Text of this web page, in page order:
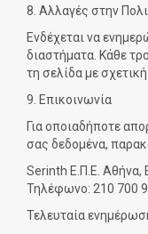
8. Αλλαγές στην
Ενδέχεται να
διαστήματα. Κάθε
τη σελίδα με
9. Επικοινωνία
Για οποιαδήποτε
σας δεδομένα,
Serinth Ε.Π.Ε. Αθήνα,
Τηλέφωνο: 210 700
Τελευταία